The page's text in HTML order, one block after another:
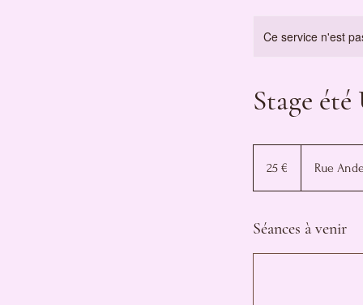
Ce service n'est
Stage
25 € Rue
Séances à venir